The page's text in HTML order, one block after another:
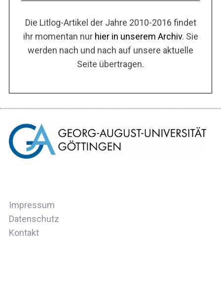
Die Litlog-Artikel der Jahre 2010-2016 findet
ihr momentan nur hier in unserem Archiv. Sie
werden nach und nach auf unsere aktuelle
Seite übertragen.
Impressum
Datenschutz
Kontakt